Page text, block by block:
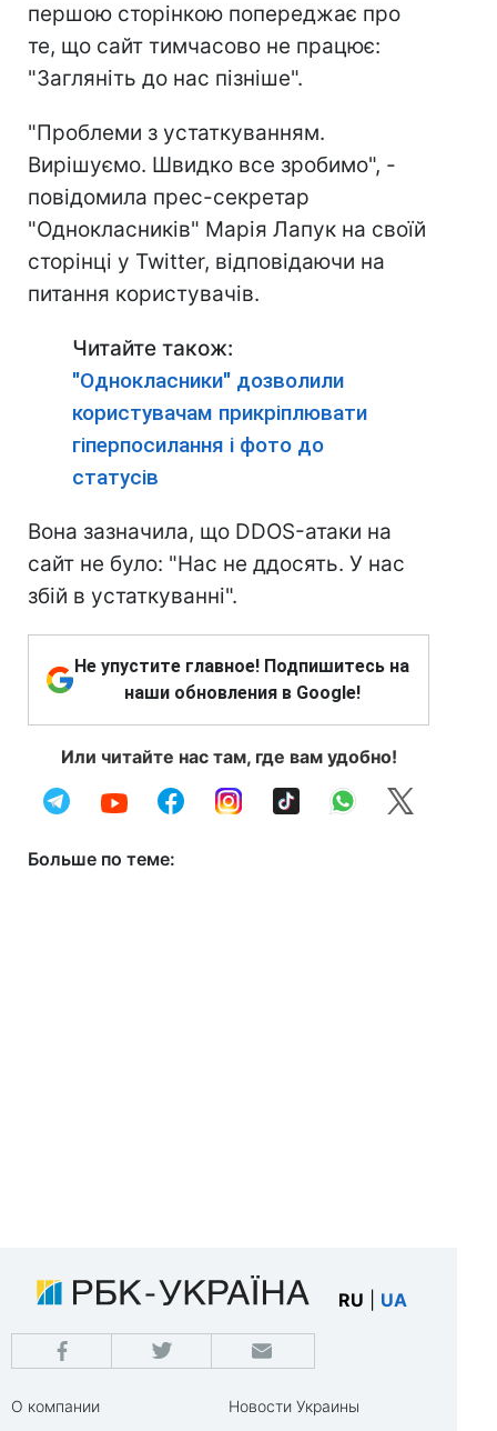
першою сторінкою попереджає про
те, що сайт тимчасово не працює:
"Загляніть до нас пізніше".
"Проблеми з устаткуванням.
Вирішуємо. Швидко все зробимо", -
повідомила прес-секретар
"Однокласників" Марія Лапук на своїй
сторінці у Twitter, відповідаючи на
питання користувачів.
Читайте також:
"Однокласники" дозволили
користувачам прикріплювати
гіперпосилання і фото до
статусів
Вона зазначила, що DDOS-атаки на
сайт не було: "Нас не ддосять. У нас
збій в устаткуванні".
Не упустите главное! Подпишитесь на
наши обновления в Google!
Или читайте нас там, где вам удобно!
Больше по теме:
RU UA
О компании
Новости Украины